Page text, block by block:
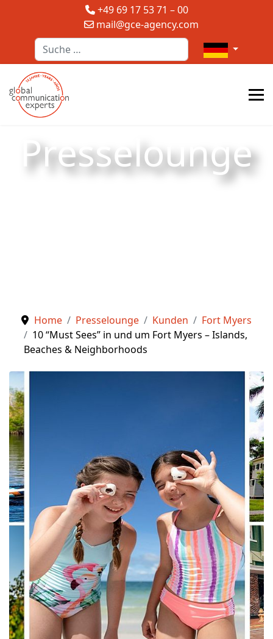
+49 69 17 53 71 – 00
mail@gce-agency.com
Suchen
Sprache
Presselounge
Home Presselounge Kunden
Fort Myers
10 “Must Sees” in und um Fort Myers – Islands,
Beaches & Neighborhoods